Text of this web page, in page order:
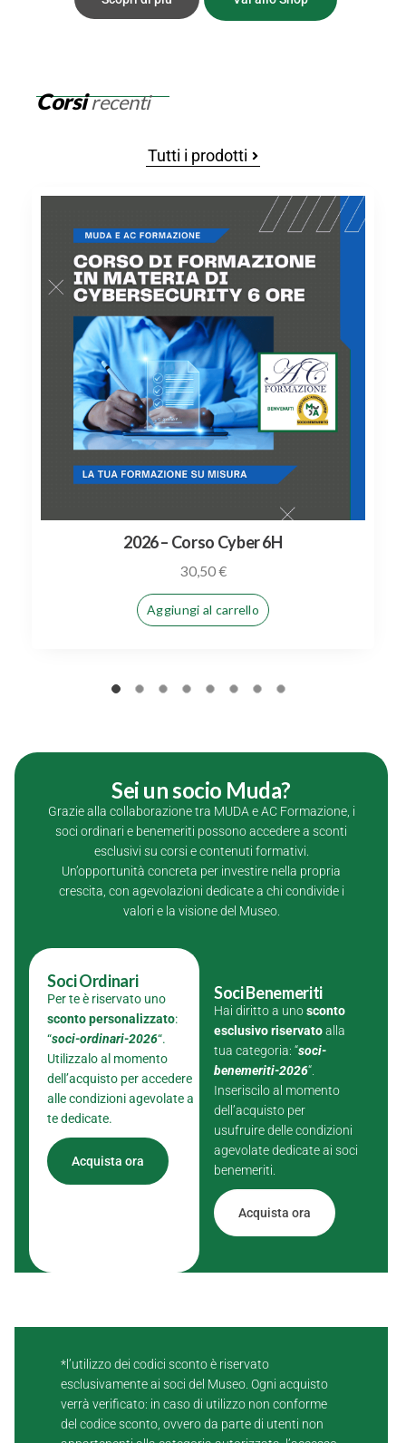
Corsirecenti
Tutti i prodotti
CORSO COMPLIANCE ATP 2026
Aggiungi al carrello
Sei un socio Muda?
Grazie alla collaborazione tra MUDA e AC Formazione, i
soci ordinari e benemeriti possono accedere a sconti
esclusivi su corsi e contenuti formativi.
Un’opportunità concreta per investire nella propria
crescita, con agevolazioni dedicate a chi condivide i
valori e la visione del Museo.
Soci Ordinari
Per te è riservato uno
sconto personalizzato:
“soci-ordinari-2026“.
Utilizzalo al momento
dell’acquisto per accedere
alle condizioni agevolate a
te dedicate.
Acquista ora
Soci Benemeriti
Hai diritto a unosconto
esclusivo riservatoalla
tua categoria: “soci-
benemeriti-2026“.
Inseriscilo al momento
dell’acquisto per
usufruire delle condizioni
agevolate dedicate ai soci
benemeriti.
Acquista ora
*l’utilizzo dei codici sconto è riservato
esclusivamente ai soci del Museo. Ogni acquisto
verrà verificato: in caso di utilizzo non conforme
del codice sconto, ovvero da parte di utenti non